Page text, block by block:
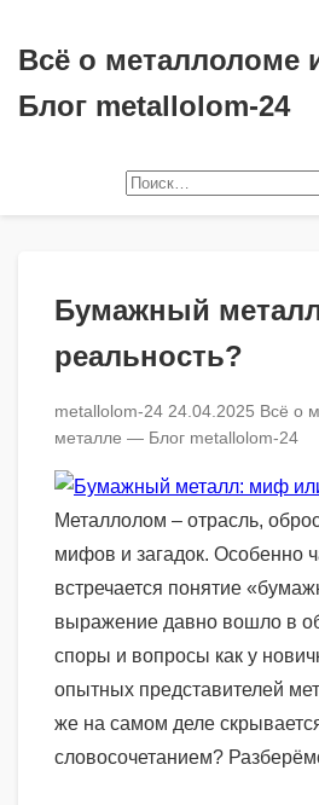
Всё о металлоломе
Блог metallolom-24
Найти:
Бумажный
реальность?
metallolom-24 24.04.2025 Всё о
металле — Блог metallolom-24
Металлолом – отрасль,
мифов и загадок. Особенно
встречается понятие
выражение давно вошло в
споры и вопросы как у
опытных представителей
же на самом деле
словосочетанием?